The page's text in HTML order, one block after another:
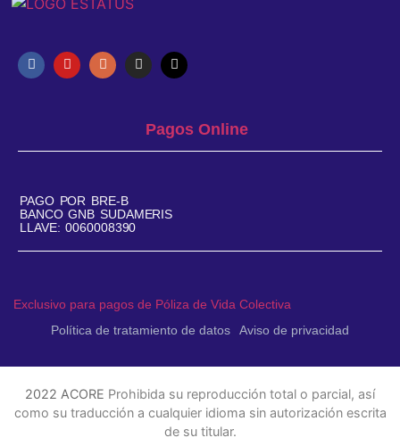
Pagos Online
PAGO POR BRE-B
BANCO GNB SUDAMERIS
LLAVE: 0060008390
Exclusivo para pagos de Póliza de Vida Colectiva
Política de tratamiento de datos
Aviso de privacidad
2022 ACORE Prohibida su reproducción total o parcial, así
como su traducción a cualquier idioma sin autorización escrita
de su titular.